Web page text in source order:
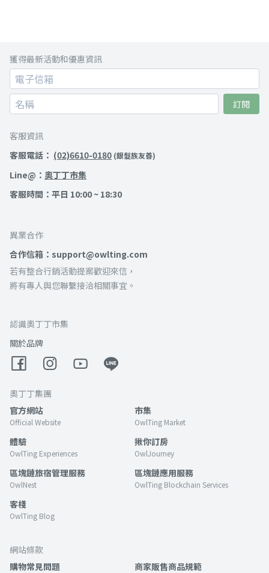
獲得最新活動和優惠資訊
訂閱
客服資訊
客服電話： (02)6610-0180 (銀髮族友善)
Line@： 奧丁丁市集
客服時間：平日 10:00 ~ 18:30
異業合作
合作信箱：support@owlting.com
若有整合行銷活動提案歡迎來信，
將有專人與您聯繫接洽相關事宜。
認識奧丁丁市集
關於品牌
奧丁丁集團
官方網站
Official Website
市集
OwlTing Market
體驗
OwlTing Experiences
揪你訂房
OwlJourney
區塊鏈旅宿管理服務
OwlNest
區塊鏈應用服務
OwlTing Blockchain Services
客棧
OwlTing Blog
網站條款
購物常見問題
商家販售商品規範